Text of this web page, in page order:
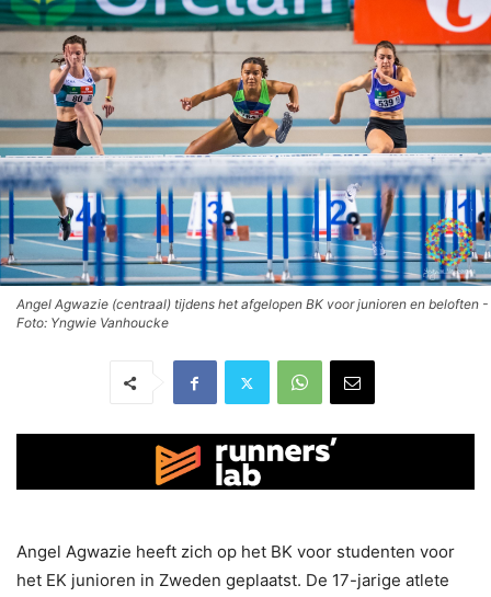
Angel Agwazie (centraal) tijdens het afgelopen BK voor junioren en beloften -
Foto: Yngwie Vanhoucke
Angel Agwazie heeft zich op het BK voor studenten voor
het EK junioren in Zweden geplaatst. De 17-jarige atlete